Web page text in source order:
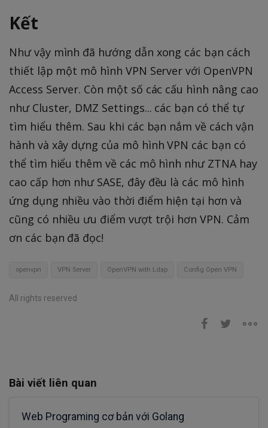
Kết
Như vậy mình đã hướng dẫn xong các bạn cách
thiết lập một mô hình VPN Server với OpenVPN
Access Server. Còn một số các cấu hình nâng cao
như Cluster, DMZ Settings... các bạn có thể tự
tìm hiểu thêm. Sau khi các bạn nắm về cách vận
hành và xây dựng của mô hình VPN các bạn có
thể tìm hiểu thêm về các mô hình như ZTNA hay
cao cấp hơn như SASE, đây đều là các mô hình
ứng dụng nhiều vào thời điểm hiện tại hơn và
cũng có nhiều ưu điểm vượt trội hơn VPN. Cảm
ơn các bạn đã đọc!
openvpn VPN Server OpenVPN with Ldap Config Open VPN
All rights reserved
Bài viết liên quan
Web Programing cơ bản với Golang